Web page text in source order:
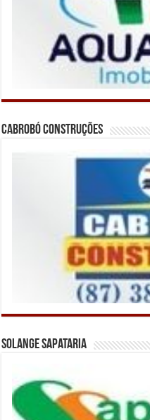
Cabrobó Construções
Solange Sapataria